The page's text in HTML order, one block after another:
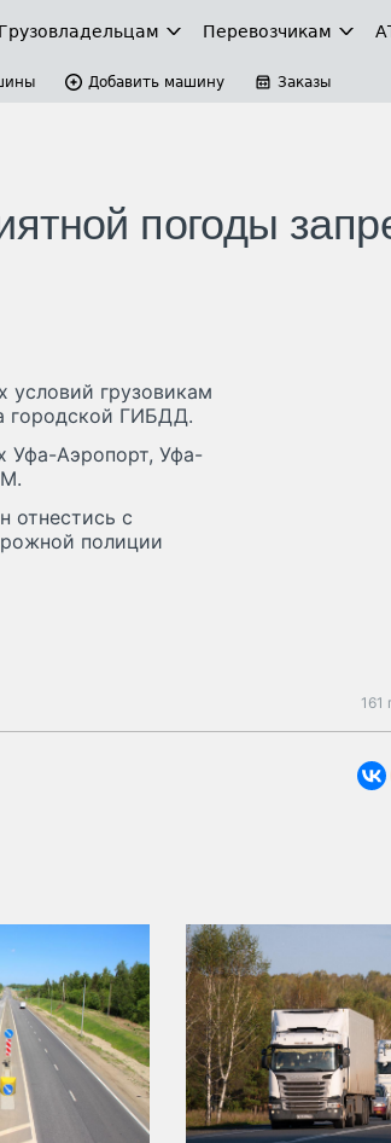
Грузовладельцам Перевозчикам
Добавить машину Заказы
погоды
условий грузовикам
городской ГИБДД.
Уфа-Аэропорт, Уфа-
отнестись с
полиции
161